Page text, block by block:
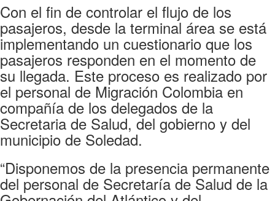
Con el fin de controlar el flujo de los
pasajeros, desde la terminal área se está
implementando un cuestionario que los
pasajeros responden en el momento de
su llegada. Este proceso es realizado por
el personal de Migración Colombia en
compañía de los delegados de la
Secretaria de Salud, del gobierno y del
municipio de Soledad.
“Disponemos de la presencia permanente
del personal de Secretaría de Salud de la